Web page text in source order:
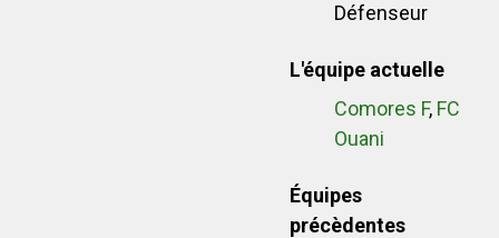
Défenseur
L'équipe actuelle
Comores F, FC
Ouani
Équipes
précèdentes